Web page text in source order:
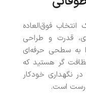
انتخاب فوق‌العاده
قدرت و طراحی
به سطحی حرفه‌ای
گر هستید که
نگهداری خودکار
درست است.